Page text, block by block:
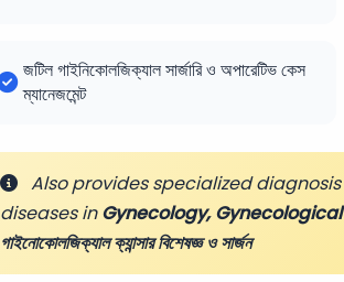
জটিল গাইনিকোলজিক্যাল সার্জারি ও অপারেটিভ কেস
ম্যানেজমেন্ট
Also provides specialized
diseases inGynecology,
গাইনোকোলজিক্যাল ক্যান্সার বিশেষজ্ঞ ও সার্জন